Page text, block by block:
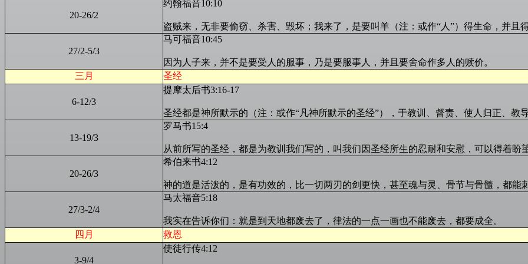
20-26/2
约翰福音10:10
盗贼来，无非要偷窃、杀害、毁坏；我来了，是要叫羊（注：或作“人”）得生命，并且
27/2-5/3
马可福音10:45
因为人子来，并不是要受人的服事，乃是要服事人，并且要舍命作多人的赎价。
三月
圣经
6-1 2/3
提摩太后书3:16-17
圣经都是神所默示的（注：或作“凡神所默示的圣经”），于教训、督责、使人归正、
13-19/3
罗马书15:4
从前所写的圣经，都是为教训我们写的，叫我们因圣经所生的忍耐和安慰，可以得着盼
20-26/3
希伯来书4:12
神的道是活泼的，是有功效的，比一切两刃的剑更快，甚至魂与灵、骨节与骨髓，都能
27/3-2/4
马太福音5:18
我实在告诉你们：就是到天地都废去了，律法的一点一画也不能废去，都要成全。
四月
救恩
3-9/4
使徒行传4:12